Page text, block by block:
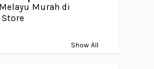
Murah di
Show All